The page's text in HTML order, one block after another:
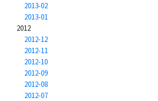
2013-02
2013-01
2012
2012-12
2012-11
2012-10
2012-09
2012-08
2012-07